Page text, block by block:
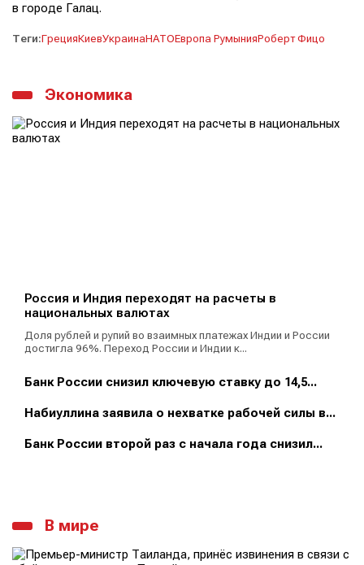
в городе Галац.
Теги:ГрецияКиевУкраинаНАТОЕвропа РумынияРоберт Фицо
Экономика
Россия и Индия переходят на расчеты в
национальных валютах
Доля рублей и рупий во взаимных платежах Индии и России
достигла 96%. Переход России и Индии к...
Банк России снизил ключевую ставку до 14,5...
Набиуллина заявила о нехватке рабочей силы в...
Банк России второй раз с начала года снизил...
В мире